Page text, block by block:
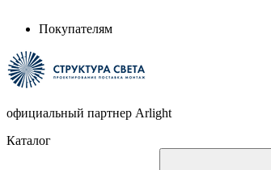
Покупателям
официальный партнер Arlight
Каталог